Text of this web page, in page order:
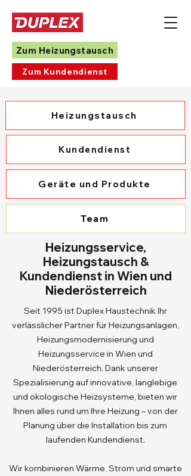
Zum Kundendienst
Zum Heizungstausch
Heizungstausch
Kundendienst
Geräte und Produkte
Team
Heizungsservice,
Heizungstausch &
Kundendienst in Wien und
Niederösterreich
Seit 1995 ist Duplex Haustechnik Ihr
verlässlicher Partner für Heizungsanlagen,
Heizungsmodernisierung und
Heizungsservice in Wien und
Niederösterreich. Dank unserer
Spezialisierung auf innovative, langlebige
und ökologische Heizsysteme, bieten wir
Ihnen alles rund um Ihre Heizung – von der
Planung über die Installation bis zum
laufenden Kundendienst.
Wir kombinieren Wärme, Strom und smarte